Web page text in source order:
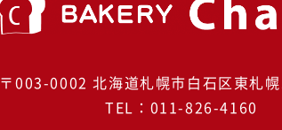
〒003-0002北海道札幌市白石区東札
TEL： 011-826-4160